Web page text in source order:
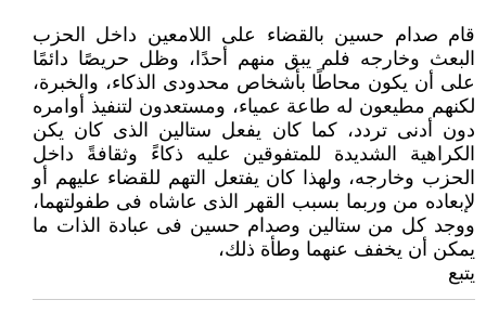
قام صدام حسين بالقضاء على اللامعين داخل الحزب
البعث وخارجه فلم يبق منهم أحدًا، وظل حريصًا دائمًا
على أن يكون محاطًا بأشخاص محدودى الذكاء، والخبرة،
لكنهم مطيعون له طاعة عمياء، ومستعدون لتنفيذ أوامره
دون أدنى تردد، كما كان يفعل ستالين الذى كان يكن
الكراهية الشديدة للمتفوقين عليه ذكاءً وثقافةً داخل
الحزب وخارجه، ولهذا كان يفتعل التهم للقضاء عليهم أو
لإبعاده من وربما بسبب القهر الذى عاشاه فى طفولتهما،
ووجد كل من ستالين وصدام حسين فى عبادة الذات ما
يمكن أن يخفف عنهما وطأة ذلك،
يتبع